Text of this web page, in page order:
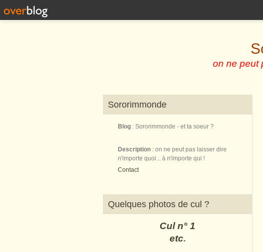
on ne peut
Sororimmonde
Blog : Sororimmonde - et ta soeur ?
Description : on ne peut pas laisser dire
n'importe quoi... à n'importe qui !
Contact
Quelques photos de cul ?
Cul n° 1
etc.